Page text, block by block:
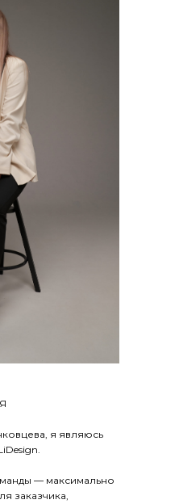
я являюсь
— максимально
заказчика,